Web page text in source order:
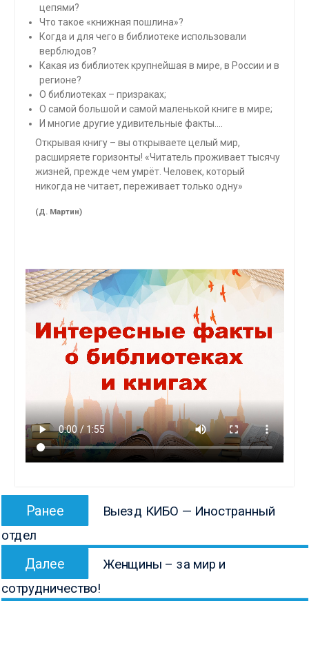
цепями?
Что такое «книжная пошлина»?
Когда и для чего в библиотеке использовали
верблюдов?
Какая из библиотек крупнейшая в мире, в России и в
регионе?
О библиотеках – призраках;
О самой большой и самой маленькой книге в мире;
И многие другие удивительные факты….
Открывая книгу – вы открываете целый мир,
расширяете горизонты! «Читатель проживает тысячу
жизней, прежде чем умрёт. Человек, который
никогда не читает, переживает только одну»
(Д. Мартин)
Навигация
записям
Ранее
запись:
Выезд КИБО — Иностранный
отдел
Далее
запись:
Женщины – за мир и
сотрудничество!